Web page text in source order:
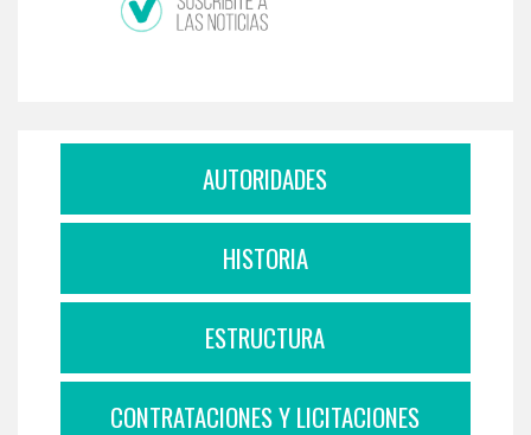
AUTORIDADES
HISTORIA
ESTRUCTURA
CONTRATACIONES Y LICITACIONES